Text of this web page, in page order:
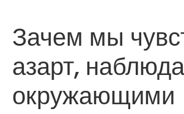
Зачем мы
азарт,
окружающими